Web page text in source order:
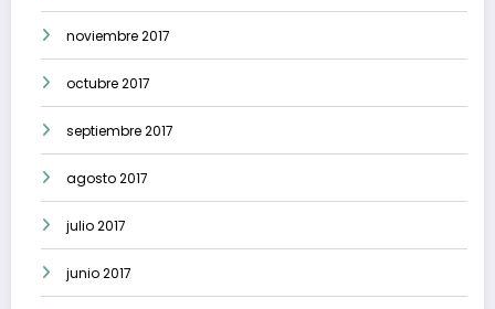
noviembre 2017
octubre 2017
septiembre 2017
agosto 2017
julio 2017
junio 2017